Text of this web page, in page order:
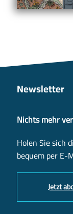
Newsletter
Nichts mehr
Holen Sie sich
bequem per E-
Jetzt